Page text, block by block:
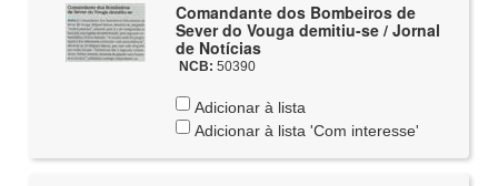
Comandante dos Bombeiros de
Sever do Vouga demitiu-se / Jornal
de Notícias
NCB: 50390
Adicionar à lista
Adicionar à lista 'Com interesse'